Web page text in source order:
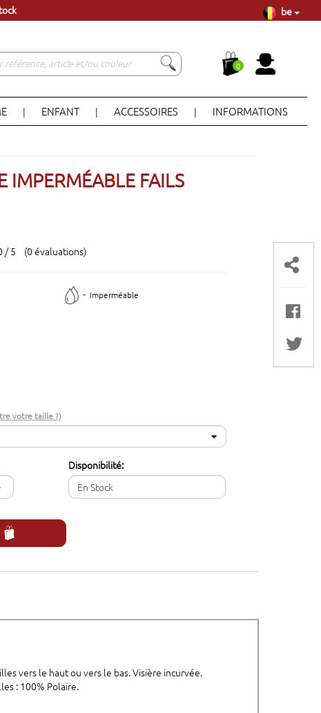
Lisbonne
be
0
| ENFANT | ACCESSOIRES | INFORMATIONS
IMPERMÉABLE FAILS
/ 5 (0 évaluations)
- Imperméable
votre taille ?)
Disponibilité:
En Stock
vers le haut ou vers le bas. Visière incurvée.
: 100% Polaire.